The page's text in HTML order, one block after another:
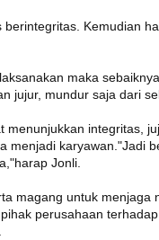
Kemudian
maka
jujur, mundur saja dari
integritas,
menjadi karyawan."Jadi
Jonli.
magang untuk menjaga
perusahaan